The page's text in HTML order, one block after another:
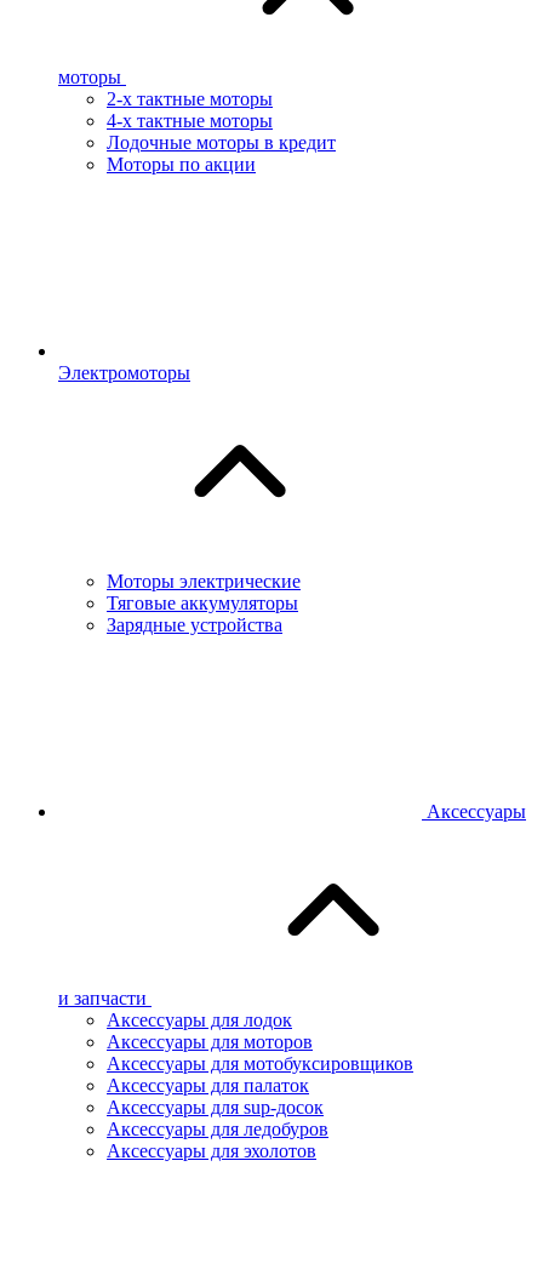
моторы
2-х тактные моторы
4-х тактные моторы
Лодочные моторы в кредит
Моторы по акции
Электромоторы
Моторы электрические
Тяговые аккумуляторы
Зарядные устройства
Аксессуары
и запчасти
Аксессуары для лодок
Аксессуары для моторов
Аксессуары для мотобуксировщиков
Аксессуары для палаток
Аксессуары для sup-досок
Аксессуары для ледобуров
Аксессуары для эхолотов